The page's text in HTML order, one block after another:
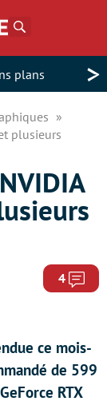
plans >
plusieurs
4
ce mois-
de 599
RTX